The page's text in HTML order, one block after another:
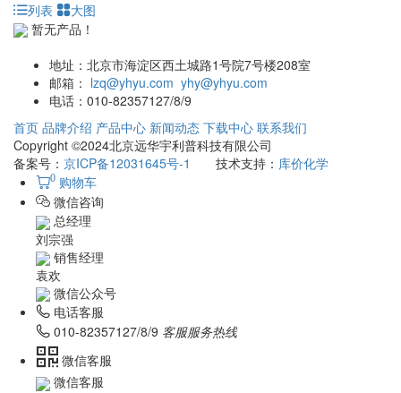
列表
大图
暂无产品！
地址： 北京市海淀区西土城路1号院7号楼208室
邮箱： lzq@yhyu.com yhy@yhyu.com
电话： 010-82357127/8/9
首页 品牌介绍 产品中心 新闻动态 下载中心 联系我们
Copyright ©2024北京远华宇利普科技有限公司
备案号： 京ICP备12031645号-1 技术支持： 库价化学
0 购物车
微信咨询
总经理
刘宗强
销售经理
袁欢
微信公众号
电话客服
010-82357127/8/9 客服服务热线
微信客服
微信客服